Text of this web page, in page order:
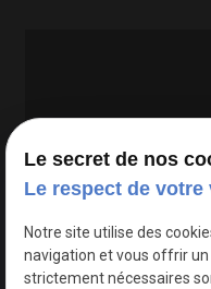
Google Maps
Le secret de nos
Le respect de votre
Notre site utilise des
navigation et vous offrir
strictement nécessaires